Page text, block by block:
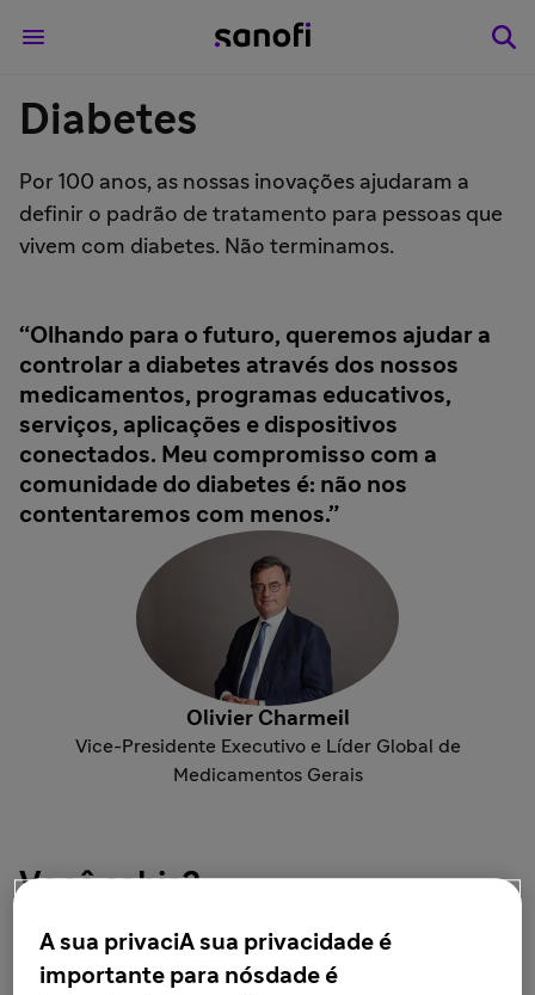
Diabetes
Por 100 anos, as nossas inovações ajudaram a
definir o padrão de tratamento para pessoas que
vivem com diabetes. Não terminamos.
Olhando para o futuro, queremos ajudar a
controlar a diabetes através dos nossos
medicamentos, programas educativos,
serviços, aplicações e dispositivos
conectados. Meu compromisso com a
comunidade do diabetes é: não nos
contentaremos com menos.
Olivier Charmeil
Vice-Presidente Executivo e Líder Global de
Medicamentos Gerais
Você sabia?
Aproximadamente 537 milhões
A sua privaciA sua privacidade é
importante para nósdade é